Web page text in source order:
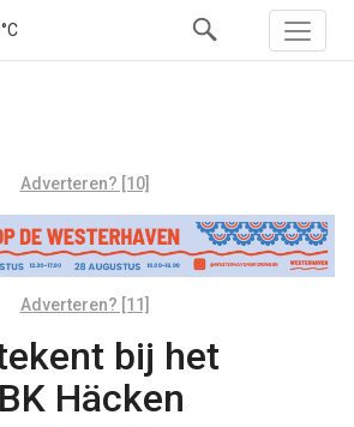
Adverteren? [10]
Adverteren? [11]
bij het
Häcken